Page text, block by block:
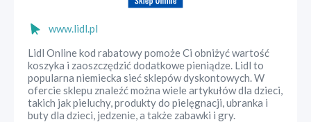
www.lidl.pl
Lidl Online kod rabatowy pomoże Ci obniżyć wartość
koszyka i zaoszczędzić dodatkowe pieniądze. Lidl to
popularna niemiecka sieć sklepów dyskontowych. W
ofercie sklepu znaleźć można wiele artykułów dla dzieci,
takich jak pieluchy, produkty do pielęgnacji, ubranka i
buty dla dzieci, jedzenie, a także zabawki i gry.